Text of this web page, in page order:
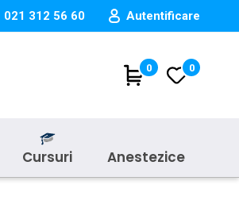
021 312 56 60 Autentificare
0) 0
Cursuri Anestezice